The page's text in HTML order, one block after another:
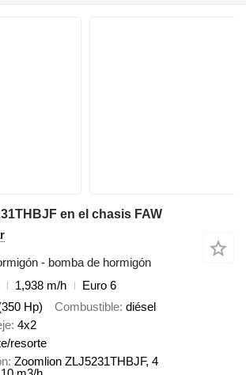
en el chasis FAW
- bomba de hormigón
1,938 m/h
Euro 6
Hp) Combustible diésel
4x2
resorte
Zoomlion ZLJ5231THBJF, 4